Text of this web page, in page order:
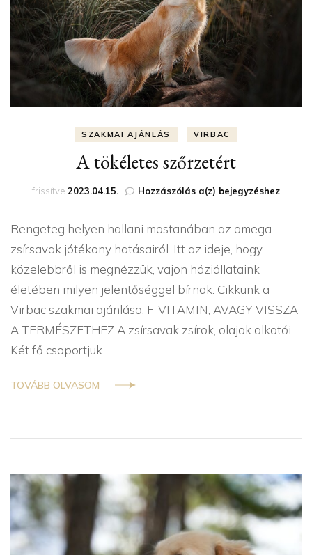
SZAKMAI AJÁNLÁS VIRBAC
A tökéletes szőrzetért
frissítve 2023.04.15. Hozzászólás a(z) A
bejegyzéshez
Rengeteg helyen hallani mostanában az omega
zsírsavak jótékony hatásairól. Itt az ideje, hogy
közelebbről is megnézzük, vajon háziállataink
életében milyen jelentőséggel bírnak. Cikkünk a
Virbac szakmai ajánlása. F-VITAMIN, AVAGY VISSZA
A TERMÉSZETHEZ A zsírsavak zsírok, olajok alkotói.
Két fő csoportjuk …
TOVÁBB OLVASOM